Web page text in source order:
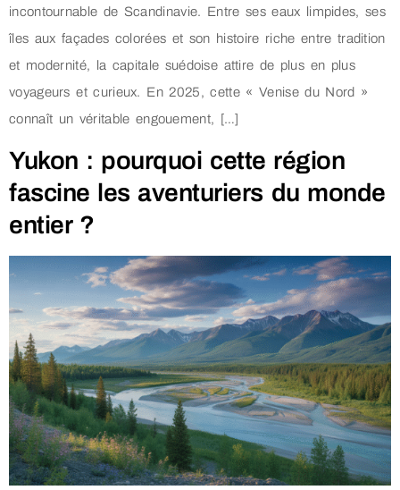
incontournable de Scandinavie. Entre ses eaux limpides, ses
îles aux façades colorées et son histoire riche entre tradition
et modernité, la capitale suédoise attire de plus en plus
voyageurs et curieux. En 2025, cette « Venise du Nord »
connaît un véritable engouement, […]
Yukon : pourquoi cette région
fascine les aventuriers du monde
entier ?